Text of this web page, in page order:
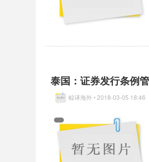
泰国：证券发行条例
鲸译海外 • 2018-03-05 18:46